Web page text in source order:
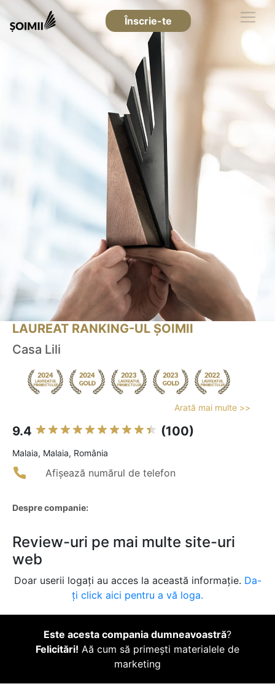
Înscrie-te
LAUREAT RANKING-UL ȘOIMII
Casa Lili
Arată mai multe >>
9.4 (100)
Malaia, Malaia, România
Afișează numărul de telefon
Despre companie:
Review-uri pe mai multe site-uri
web
Doar userii logați au acces la această informație. Da-
ți click aici pentru a vă loga.
Este acesta compania dumneavoastră?
Felicitări! Aă cum să primești materialele de
marketing